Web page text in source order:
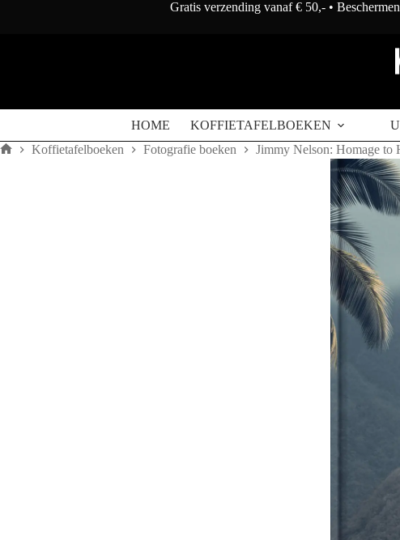
Gratis verzending vanaf € 50,- •
HOME KOFFIETAFELBOEKEN
Koffietafelboeken Fotografie boeken Jimmy Nelson: Homage to